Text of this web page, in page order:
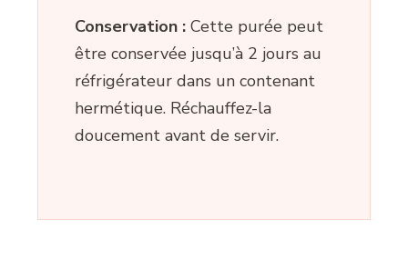
Conservation : Cette purée peut
être conservée jusqu’à 2 jours au
réfrigérateur dans un contenant
hermétique. Réchauffez-la
doucement avant de servir.